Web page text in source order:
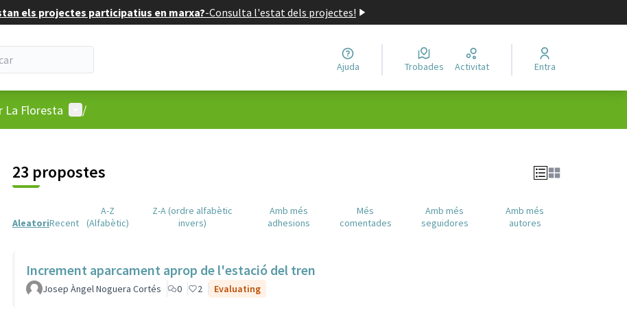
els projectes participatius en marxa?-Consulta l'estat dels projectes!
Ajuda Trobades Activitat Entra
La Floresta Menú d'usuari
/
23 propostes
AleatoriRecent
A-Z
(Alfabètic)
Z-A (ordre alfabètic
invers)
Amb més
adhesions
Més
comentades
Amb més
seguidores
Amb més
autores
Increment aparcament aprop de l'estació del tren
Josep Àngel Noguera Cortés 0 2 Evaluating